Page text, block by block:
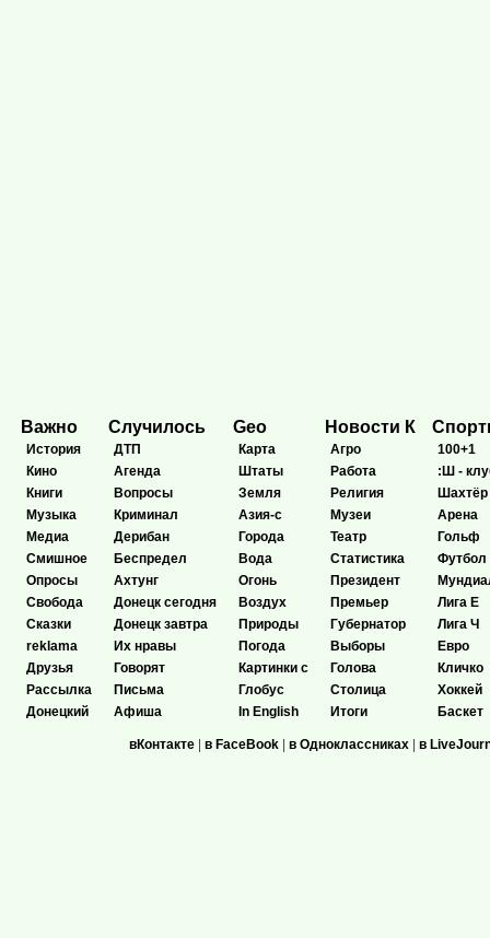
Важно
История
Кино
Книги
Музыка
Медиа
Смишное
Опросы
Свобода
Сказки
reklama
Друзья
Рассылка
Донецкий
Случилось
ДТП
Агенда
Вопросы
Криминал
Дерибан
Беспредел
Ахтунг
Донецк сегодня
Донецк завтра
Их нравы
Говорят
Письма
Афиша
Geo
Карта
Штаты
Земля
Азия-с
Города
Вода
Огонь
Воздух
Природы
Погода
Картинки с
Глобус
In English
Новости К
Агро
Работа
Религия
Музеи
Театр
Статистика
Президент
Премьер
Губернатор
Выборы
Голова
Столица
Итоги
100+1
:Ш -
Шахтёр
Арена
Гольф
Футбол
Лига Е
Лига Ч
Евро
Кличко
Хоккей
Баскет
вКонтакте | в FaceBook | в Одноклассниках | в